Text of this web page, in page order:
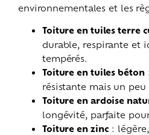
environnementales et les
Toiture en tuiles terre
durable, respirante et
tempérés.
Toiture en tuiles béton
résistante mais un
Toiture en ardoise
longévité, parfaite
Toiture en zinc :